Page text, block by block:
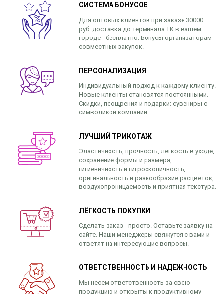
СИСТЕМА БОНУСОВ
Для оптовых клиентов при заказе 30000
руб. доставка до терминала ТК в вашем
городе - бесплатно. Бонусы организаторам
совместных закупок.
ПЕРСОНАЛИЗАЦИЯ
Индивидуальный подход к каждому клиенту.
Новые клиенты становятся постоянными.
Скидки, поощрения и подарки: сувениры с
символикой компании.
ЛУЧШИЙ ТРИКОТАЖ
Эластичность, прочность, легкость в уходе,
сохранение формы и размера,
гигиеничность и гигроскопичность,
оригинальность и разнообразие расцветок,
воздухопроницаемость и приятная текстура.
ЛЁГКОСТЬ ПОКУПКИ
Сделать заказ - просто. Оставьте заявку на
сайте. Наши менеджеры свяжутся с вами и
ответят на интересующие вопросы.
ОТВЕТСТВЕННОСТЬ И НАДЕЖНОСТЬ
Мы несем ответственность за свою
продукцию и открыты к продуктивному